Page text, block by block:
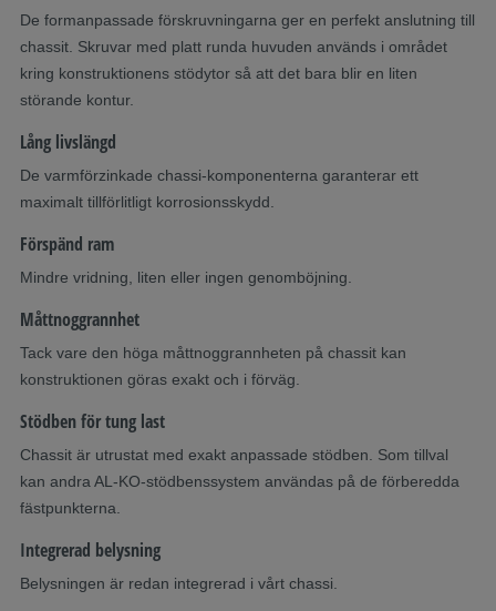
De formanpassade förskruvningarna ger en perfekt anslutning till
chassit. Skruvar med platt runda huvuden används i området
kring konstruktionens stödytor så att det bara blir en liten
störande kontur.
Lång livslängd
De varmförzinkade chassi-komponenterna garanterar ett
maximalt tillförlitligt korrosionsskydd.
Förspänd ram
Mindre vridning, liten eller ingen genomböjning.
Måttnoggrannhet
Tack vare den höga måttnoggrannheten på chassit kan
konstruktionen göras exakt och i förväg.
Stödben för tung last
Chassit är utrustat med exakt anpassade stödben. Som tillval
kan andra AL-KO-stödbenssystem användas på de förberedda
fästpunkterna.
Integrerad belysning
Belysningen är redan integrerad i vårt chassi.